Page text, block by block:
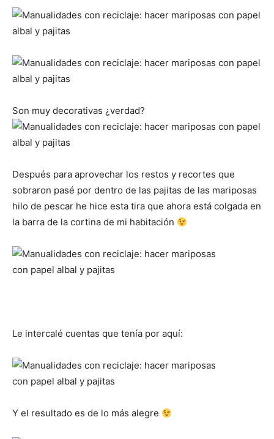
Son muy decorativas ¿verdad?
Después para aprovechar los restos y recortes que
sobraron pasé por dentro de las pajitas de las mariposas
hilo de pescar he hice esta tira que ahora está colgada en
la barra de la cortina de mi habitación
Le intercalé cuentas que tenía por aquí:
Y el resultado es de lo más alegre